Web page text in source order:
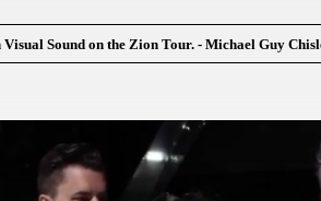
Sound on the Zion Tour. - Michael Guy